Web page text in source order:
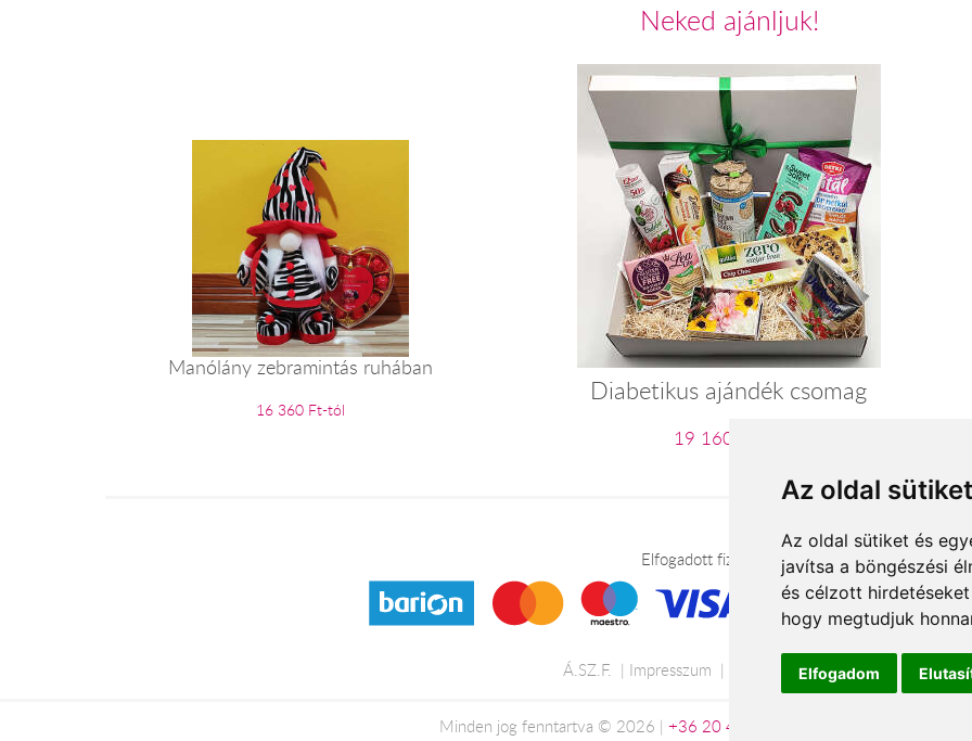
Az oldal
Az oldal sütiket és
javítsa a böngészési
és célzott
hogy megtudjuk
Elfogadom
Neked ajánljuk!
Manólány zebramintás ruhában
16 360 Ft-tól
Diabetikus ajándék csomag
19 160 Ft-tól
Elfogadott fizetési módok
Á.SZ.F. Impresszum Adatkezelési tájékoztató
Minden jog fenntartva © 2026 | +36 20 488-8362